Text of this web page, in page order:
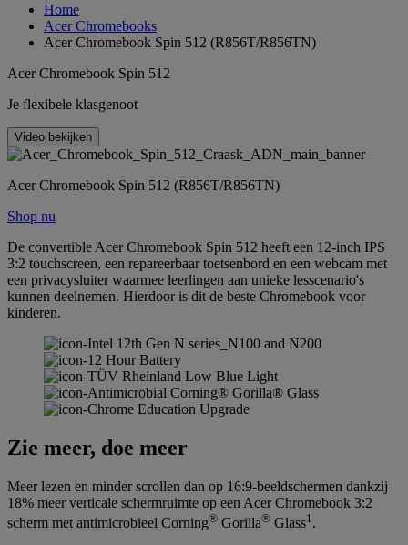
Home
Acer Chromebooks
Acer Chromebook Spin 512 (R856T/R856TN)
Acer Chromebook Spin 512
Je flexibele klasgenoot
Video bekijken
Acer Chromebook Spin 512 (R856T/R856TN)
Shop nu
De convertible Acer Chromebook Spin 512 heeft een 12-inch IPS
3:2 touchscreen, een repareerbaar toetsenbord en een webcam met
een privacysluiter waarmee leerlingen aan unieke lesscenario's
kunnen deelnemen. Hierdoor is dit de beste Chromebook voor
kinderen.
Zie meer, doe meer
Meer lezen en minder scrollen dan op 16:9-beeldschermen dankzij
18% meer verticale schermruimte op een Acer Chromebook 3:2
scherm met antimicrobieel Corning® Gorilla® Glass1 .